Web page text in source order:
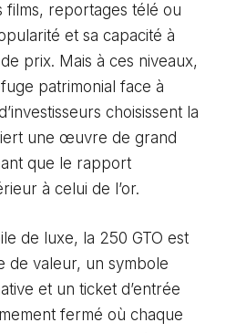
films, reportages télé ou
et sa capacité à
prix. Mais à ces niveaux,
patrimonial face à
choisissent la
une œuvre de grand
que le rapport
à celui de l’or.
de luxe, la 250 GTO est
de valeur, un symbole
et un ticket d’entrée
fermé où chaque